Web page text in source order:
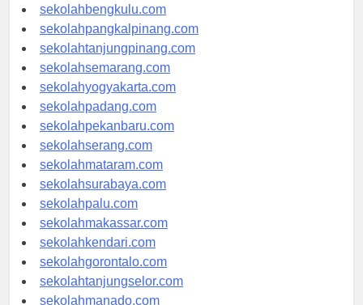
sekolahaceh.com
sekolahbengkulu.com
sekolahpangkalpinang.com
sekolahtanjungpinang.com
sekolahsemarang.com
sekolahyogyakarta.com
sekolahpadang.com
sekolahpekanbaru.com
sekolahserang.com
sekolahmataram.com
sekolahsurabaya.com
sekolahpalu.com
sekolahmakassar.com
sekolahkendari.com
sekolahgorontalo.com
sekolahtanjungselor.com